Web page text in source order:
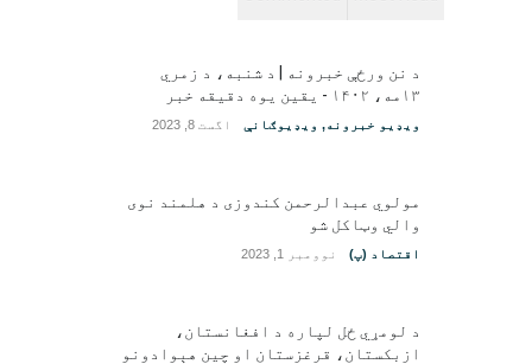
د نن ورځې خبرونه | د شنبه، د زمري
۱۳مه، ۱۴۰۲ - یقین یوه دقیقه خبر
ویډیو خبرونه, ویډیوګانې اگست 8, 2023
مولوي عبدالرحمن کندوزی د هلمند نوی
والي وټاکل شو
اقتصاد (پ) نوومبر 1, 2023
د لومړي ځل لپاره د افغانستان،
ازبکستان، قرغزستان او چین هېوادونو